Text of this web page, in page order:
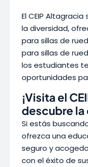
El CEIP
la diversidad,
para sillas de
para sillas de
los estudiantes
oportunidades
¡Visita el
descubre
Si estás
ofrezca una
seguro y
con el éxito de